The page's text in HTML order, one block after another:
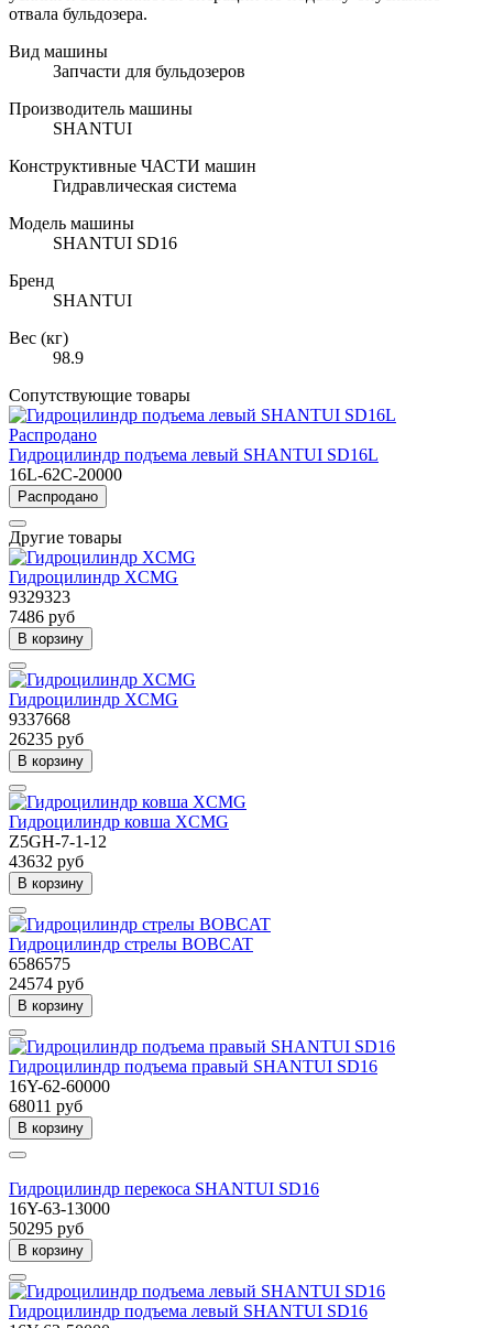
отвала бульдозера.
Вид машины
Запчасти для бульдозеров
Производитель машины
SHANTUI
Конструктивные ЧАСТИ машин
Гидравлическая система
Модель машины
SHANTUI SD16
Бренд
SHANTUI
Вес (кг)
98.9
Сопутствующие товары
Распродано
Гидроцилиндр подъема левый SHANTUI SD16L
16L-62C-20000
Распродано
Другие товары
Гидроцилиндр XCMG
9329323
7486 руб
В корзину
Гидроцилиндр XCMG
9337668
26235 руб
В корзину
Гидроцилиндр ковша XCMG
Z5GH-7-1-12
43632 руб
В корзину
Гидроцилиндр стрелы BOBCAT
6586575
24574 руб
В корзину
Гидроцилиндр подъема правый SHANTUI SD16
16Y-62-60000
68011 руб
В корзину
Гидроцилиндр перекоса SHANTUI SD16
16Y-63-13000
50295 руб
В корзину
Гидроцилиндр подъема левый SHANTUI SD16